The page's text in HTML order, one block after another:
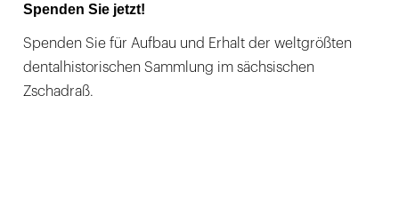
Spenden Sie jetzt!
Spenden Sie für Aufbau und Erhalt der weltgrößten
dentalhistorischen Sammlung im sächsischen
Zschadraß.